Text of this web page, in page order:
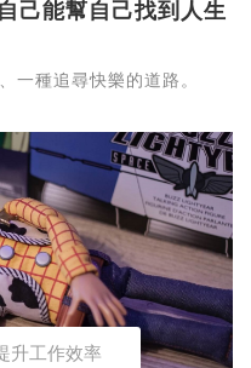
己能幫自己找到人生
一種追尋快樂的道路。
升工作效率